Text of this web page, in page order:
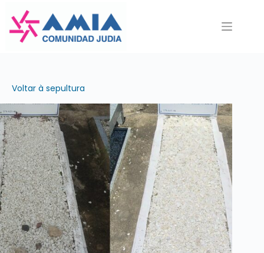
para
Voltar à sepultura